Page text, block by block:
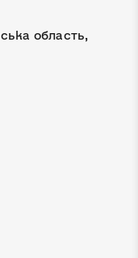
область,